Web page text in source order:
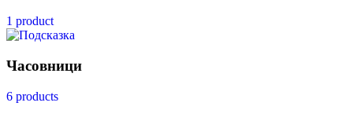
1 product
Часовници
6 products